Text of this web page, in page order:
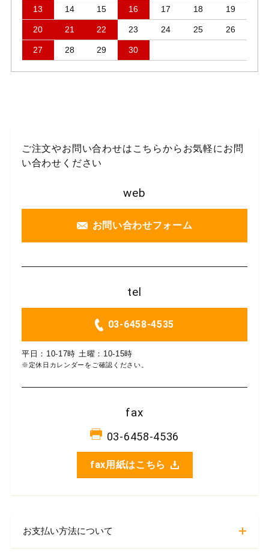
13 14 15 16 17 18 19
20 21 22 23 24 25 26
27 28 29 30
ご注文やお問い合わせはこちらからお気軽にお問
い合わせください
web
お問い合わせフォーム
tel
03-6458-4535
平日：10-17時 土曜：10-15時
※定休日カレンダーをご確認ください。
fax
03-6458-4536
fax用紙はこちら
お支払い方法について